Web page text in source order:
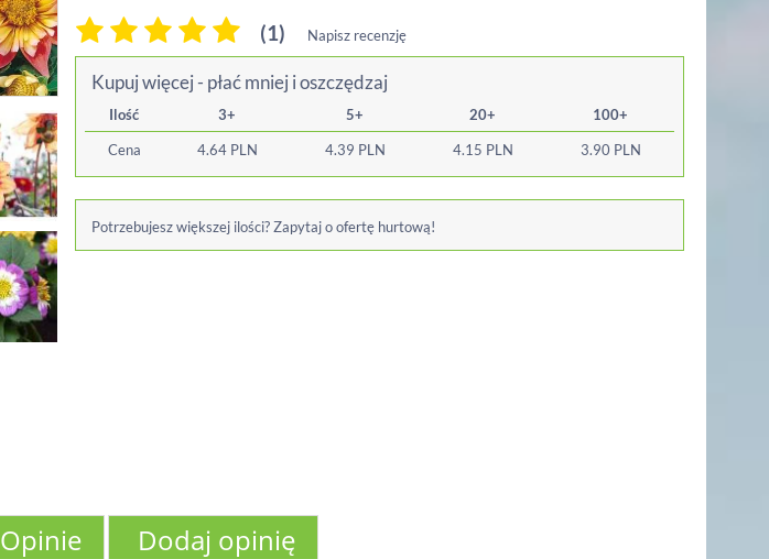
(1) Napisz recenzję
Kupuj więcej - płać mniej i oszczędzaj
Ilość 3+ 5+ 20+
100+
Cena
4.64PLN 4.39 PLN 4.15 PLN 3.90 PLN
Potrzebujesz większej ilości? Zapytaj o ofertę hurtową!
Opinie Dodaj opinię